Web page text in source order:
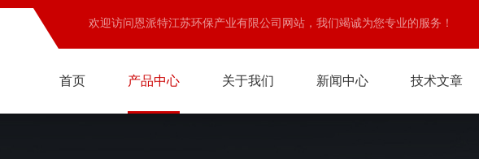
欢迎访问恩派特江苏环保产业有限公司网站，我们竭诚为您专业的服务！
首页 产品中心 关于我们 新闻中心 技术文章